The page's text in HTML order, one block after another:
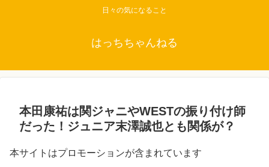
日々の気になること
はっちちゃんねる
本田康祐は関ジャニやWESTの振り付け師
だった！ジュニア末澤誠也とも関係が？
本サイトはプロモーションが含まれています